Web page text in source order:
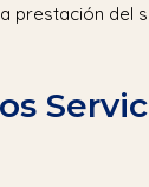
prestación del